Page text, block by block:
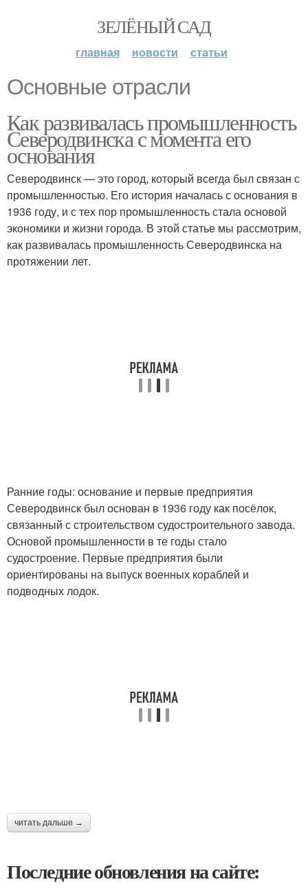
ЗЕЛЁНЫЙ САД
главная новости статьи
Основные отрасли
Как развивалась промышленность
Северодвинска с момента его
основания
Северодвинск — это город, который всегда был связан с
промышленностью. Его история началась с основания в
1936 году, и с тех пор промышленность стала основой
экономики и жизни города. В этой статье мы рассмотрим,
как развивалась промышленность Северодвинска на
протяжении лет.
Ранние годы: основание и первые предприятия
Северодвинск был основан в 1936 году как посёлок,
связанный с строительством судостроительного завода.
Основой промышленности в те годы стало
судостроение. Первые предприятия были
ориентированы на выпуск военных кораблей и
подводных лодок.
читать дальше →
Последние обновления на сайте: